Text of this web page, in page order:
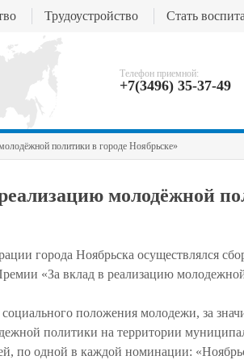
Телефон приемной:
+7(3496) 35-37-49
Трудоустройство Стать
политики в городе Ноябрьске»
молодёжной
города Ноябрьска осуществлялся
«За вклад в реализацию
положения молодежи, за
политики на территории
по одной в каждой номинации: